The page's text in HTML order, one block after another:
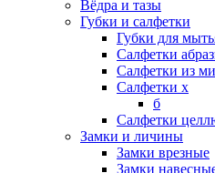
Вёдра и тазы
Губки и салфетки
Губки для
Салфетки
Салфетки из
Салфетки х
б
Салфетки
Замки и личины
Замки врезные
Замки